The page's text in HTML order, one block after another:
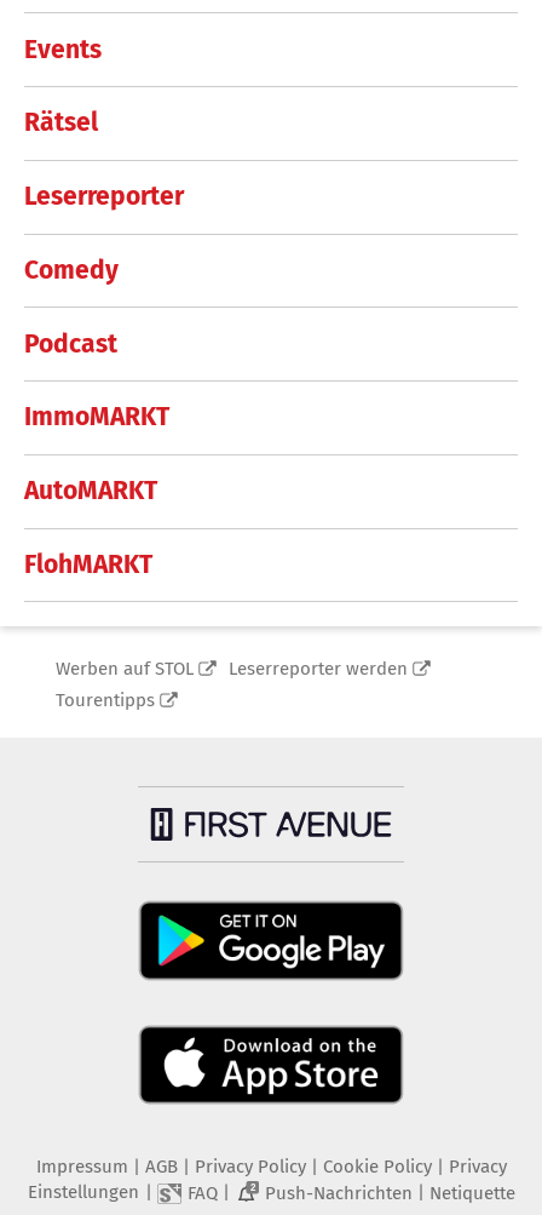
Events
Rätsel
Leserreporter
Comedy
Podcast
ImmoMARKT
AutoMARKT
FlohMARKT
Werben auf STOL
Leserreporter werden
Tourentipps
Impressum AGB Privacy Policy| Cookie Policy| Privacy
Einstellungen
FAQ| 2 Push-Nachrichten Netiquette